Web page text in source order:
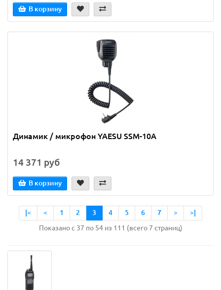
В корзину
Динамик / микрофон YAESU SSM-10A
14 371 руб
В корзину
|< < 1 2 3 4 5 6 7 >
>|
Показано с 37 по 54 из 111 (всего 7 страниц)